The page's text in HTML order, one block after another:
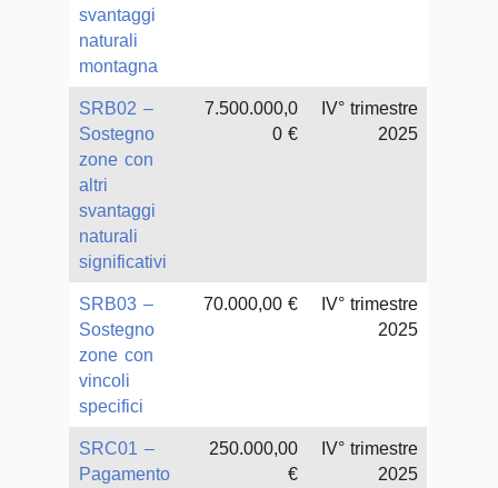
svantaggi
naturali
montagna
SRB02 –
Sostegno
zone con
altri
svantaggi
naturali
significativi
7.500.000,0
0 €
IV° trimestre
2025
SRB03 –
Sostegno
zone con
vincoli
specifici
70.000,00 €
IV° trimestre
2025
SRC01 –
Pagamento
250.000,00
€
IV° trimestre
2025